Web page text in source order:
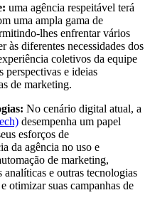
uma agência respeitável terá
uma ampla gama de
lhes enfrentar vários
às diferentes necessidades dos
coletivos da equipe
perspectivas e ideias
de marketing.
No cenário digital atual, a
desempenha um papel
esforços de
da agência no uso e
de marketing,
analíticas e outras tecnologias
otimizar suas campanhas de